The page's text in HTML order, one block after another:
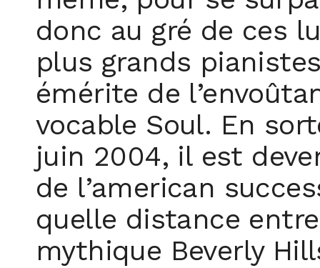
donc au gré de ces
plus grands
émérite de
vocable Soul. En
juin 2004, il est
de l’american
quelle distance
mythique Beverly